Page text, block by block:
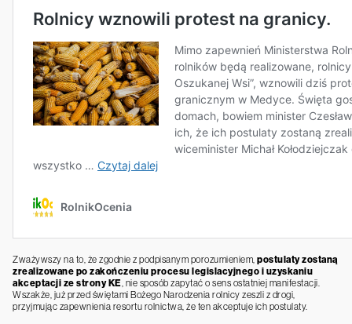
Zważywszy na to, że zgodnie z podpisanym porozumieniem, postulaty zostaną
zrealizowane po zakończeniu procesu legislacyjnego i uzyskaniu
akceptacji ze strony KE , nie sposób zapytać o sens ostatniej manifestacji.
Wszakże, już przed świętami Bożego Narodzenia rolnicy zeszli z drogi,
przyjmując zapewnienia resortu rolnictwa, że ten akceptuje ich postulaty.